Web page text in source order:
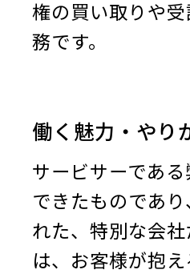
権の買い取りや
務です。
働く魅力・やり
サービサーであ
できたものであ
れた、特別な会
は、お客様が抱